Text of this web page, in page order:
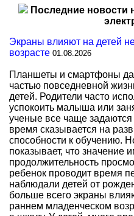
Последние новости
Экраны влияют на детей
возрасте 01.08.2026
Планшеты и смартфоны
частью повседневной
детей. Родители часто
успокоить малыша или
ученые все чаще
время сказывается на
способности к обучению.
показывает, что значение
продолжительность
ребенок проводит время
наблюдали детей от
больше всего экраны
раннем младенческом